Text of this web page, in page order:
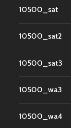
10500_sat
10500_sat2
10500_sat3
10500_wa3
10500_wa4